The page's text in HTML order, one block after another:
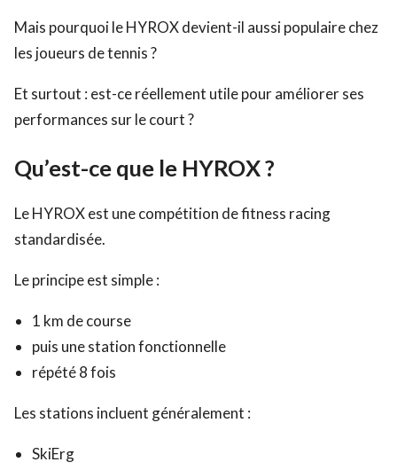
Mais pourquoi le HYROX devient-il aussi populaire chez
les joueurs de tennis ?
Et surtout : est-ce réellement utile pour améliorer ses
performances sur le court ?
Qu’est-ce que le HYROX ?
Le HYROX est une compétition de fitness racing
standardisée.
Le principe est simple :
1 km de course
puis une station fonctionnelle
répété 8 fois
Les stations incluent généralement :
SkiErg